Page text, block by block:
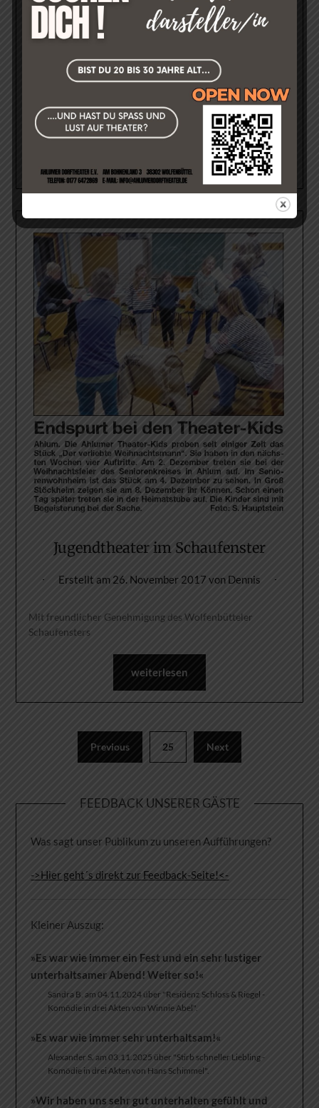
Lieber Siggi, alles Gute zu Deinem 60.
Geburtstag
Erstellt am26. November 2017 vonDennis
Jugendtheater im Schaufenster
Erstellt am 26. November 2017 von Dennis
Mit freundlicher Genehmigung des Wolfenbütteler
Schaufensters
weiterlesen
Previous 25 Next
FEEDBACK UNSERER GÄSTE
Was sagt unser Publikum zu unseren Aufführungen?
->Hier geht´s direkt zur Feedback-Seite!<-
Kleiner Auszug:
»Es war wie immer ein Fest und ein sehr lustiger
unterhaltsamer Abend! Weiter so!«
Sandra B. am 04.11.2024 über "Residenz Schloss & Riegel -
Komödie in drei Akten von Winnie Abel".
»Es war wie immer sehr unterhaltsam!«
Alexander S. am 03.11.2025 über "Stirb schneller Liebling -
Komödie in drei Akten von Hans Schimmel".
»Wir haben uns sehr gut unterhalten gefühlt und